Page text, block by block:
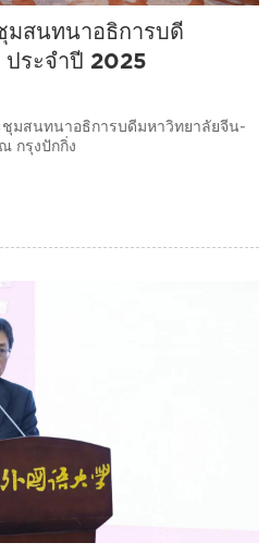
มสนทนาอธิการบดี
ระจำปี 2025
ชุมสนทนาอธิการบดีมหาวิทยาลัยจีน-
กรุงปักกิ่ง